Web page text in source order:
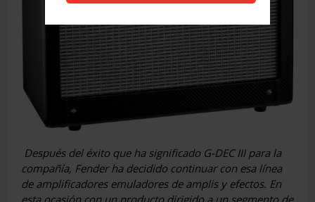
Después del éxito que ha significado G-DEC III para la
compañía, Fender ha decidido continuar con esa línea
de amplificadores emuladores de amplis y efectos. En
esta ocasión con un producto dirigido a un segmento de